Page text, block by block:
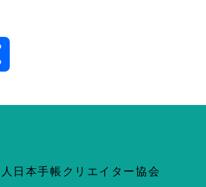
日本手帳クリエイター協会